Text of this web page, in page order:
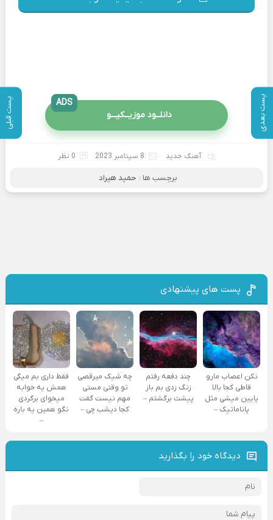
پست بعدی پست قبلی دانلــود موزیــکیـــو
ADS
آهنگ جدید 8 سپتامبر 2023 0 نظر
برچسب ها : حمید هیراد
پست های پیشنهادی
نکن اعصاب مارو
قاطی کجا بالا
پایین میشی مثل
پاناماتیک –
چند دفعه رفتم
زنگ زدی بم باز
پیشت برگشتم –
چه شیک میرقصی
تو وقتی مستی
مهم نیست گفت
کجا دیشب چی –
فقط داری بم میگی
همش یه خوابه
میخوای برگردی
نگو همین یه باره
–
دیدگاه خود را بگذارید